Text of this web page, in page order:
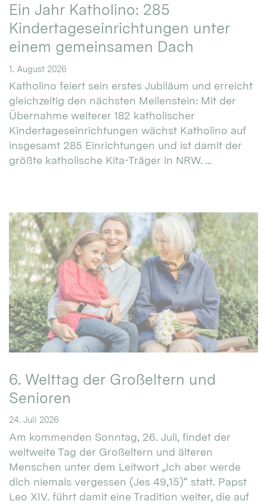
Ein Jahr Katholino: 285
Kindertageseinrichtungen unter
einem gemeinsamen Dach
1. August 2026
Katholino feiert sein erstes Jubiläum und erreicht
gleichzeitig den nächsten Meilenstein: Mit der
Übernahme weiterer 182 katholischer
Kindertageseinrichtungen wächst Katholino auf
insgesamt 285 Einrichtungen und ist damit der
größte katholische Kita-Träger in NRW. ...
6. Welttag der Großeltern und
Senioren
24. Juli 2026
Am kommenden Sonntag, 26. Juli, findet der
weltweite Tag der Großeltern und älteren
Menschen unter dem Leitwort „Ich aber werde
dich niemals vergessen (Jes 49,15)“ statt. Papst
Leo XIV. führt damit eine Tradition weiter, die auf